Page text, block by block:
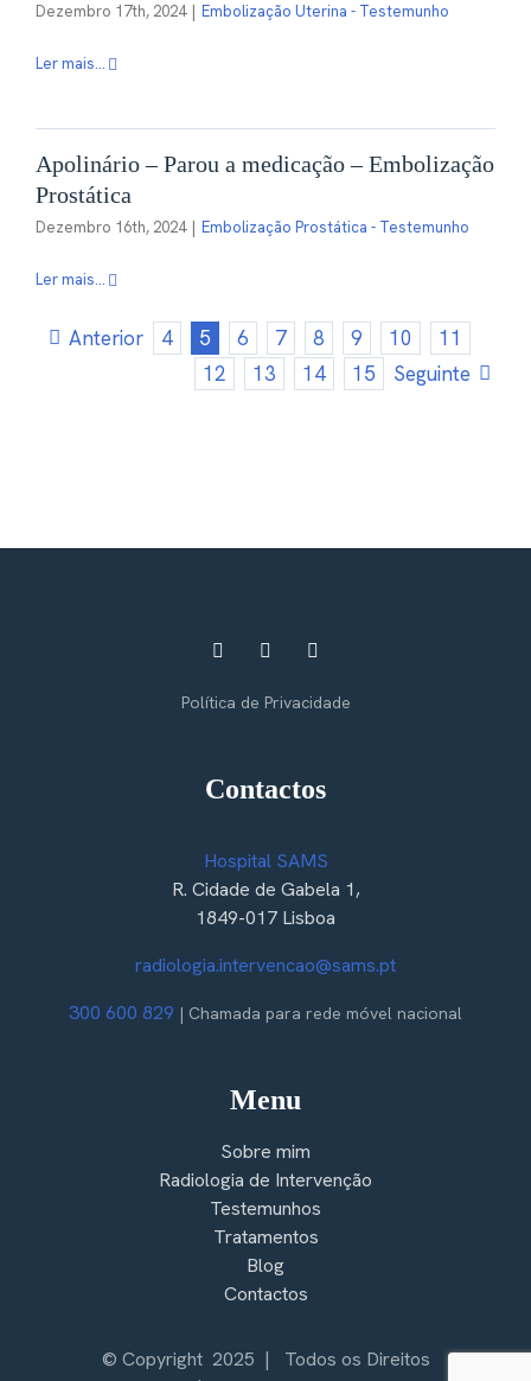
Dezembro 17th, 2024 | Embolização Uterina - Testemunho
Ler mais...
Apolinário – Parou a medicação – Embolização
Prostática
Dezembro 16th, 2024 | Embolização Prostática - Testemunho
Ler mais...
Anterior 4 5 6 7 8 9 10
11
12
13 14 15 Seguinte
Política de Privacidade
Contactos
Hospital SAMS
R. Cidade de Gabela 1,
1849-017 Lisboa
radiologia.intervencao@sams.pt
300 600 829 | Chamada para rede móvel nacional
Menu
Sobre mim
Radiologia de Intervenção
Testemunhos
Tratamentos
Blog
Contactos
© Copyright 2025 | Todos os Direitos